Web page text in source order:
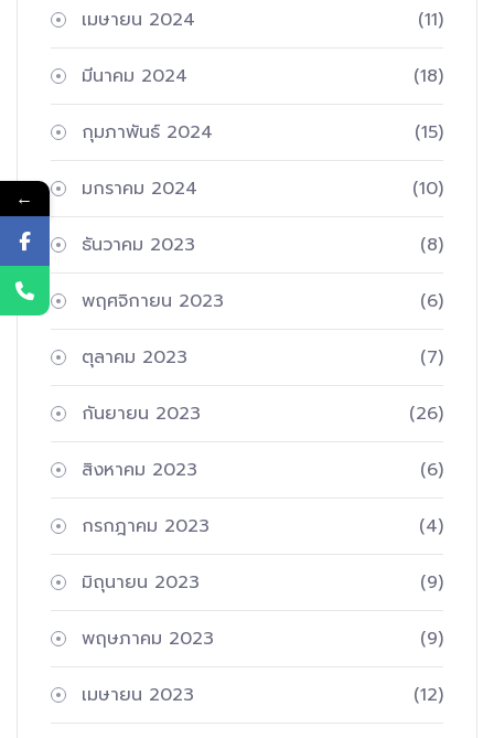
เมษายน 2024 (11)
มีนาคม 2024 (18)
กุมภาพันธ์ 2024 (15)
มกราคม 2024 (10)
ธันวาคม 2023 (8)
พฤศจิกายน 2023 (6)
ตุลาคม 2023 (7)
กันยายน 2023 (26)
สิงหาคม 2023 (6)
กรกฎาคม 2023 (4)
มิถุนายน 2023 (9)
พฤษภาคม 2023 (9)
เมษายน 2023 (12)
←